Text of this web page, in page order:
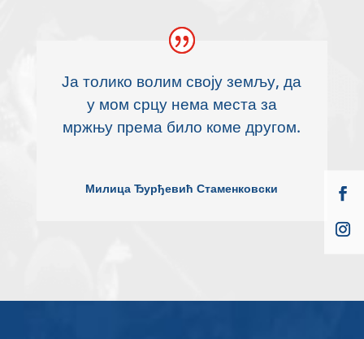
Ја толико волим своју земљу, да
у мом срцу нема места за
мржњу према било коме другом.
Милица Ђурђевић Стаменковски